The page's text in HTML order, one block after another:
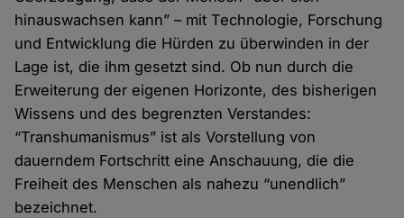
hinauswachsen kann” – mit Technologie, Forschung
und Entwicklung die Hürden zu überwinden in der
Lage ist, die ihm gesetzt sind. Ob nun durch die
Erweiterung der eigenen Horizonte, des bisherigen
Wissens und des begrenzten Verstandes:
“Transhumanismus” ist als Vorstellung von
dauerndem Fortschritt eine Anschauung, die die
Freiheit des Menschen als nahezu “unendlich”
bezeichnet.